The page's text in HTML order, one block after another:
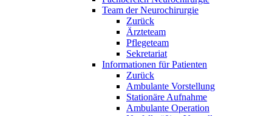
Team der Neurochirurgie
Zurück
Ärzteteam
Pflegeteam
Sekretariat
Informationen für Patienten
Zurück
Ambulante Vorstellung
Stationäre Aufnahme
Ambulante Operation